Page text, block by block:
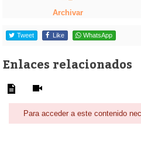
Archivar
Tweet Like WhatsApp
Enlaces relacionados
Para acceder a este contenido